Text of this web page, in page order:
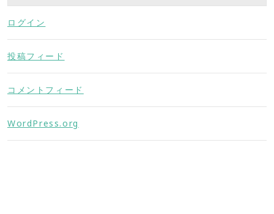
ログイン
投稿フィード
コメントフィード
WordPress.org